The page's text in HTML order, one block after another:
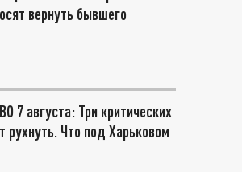
вернуть бывшего
7 августа: Три критических
рухнуть. Что под Харьковом